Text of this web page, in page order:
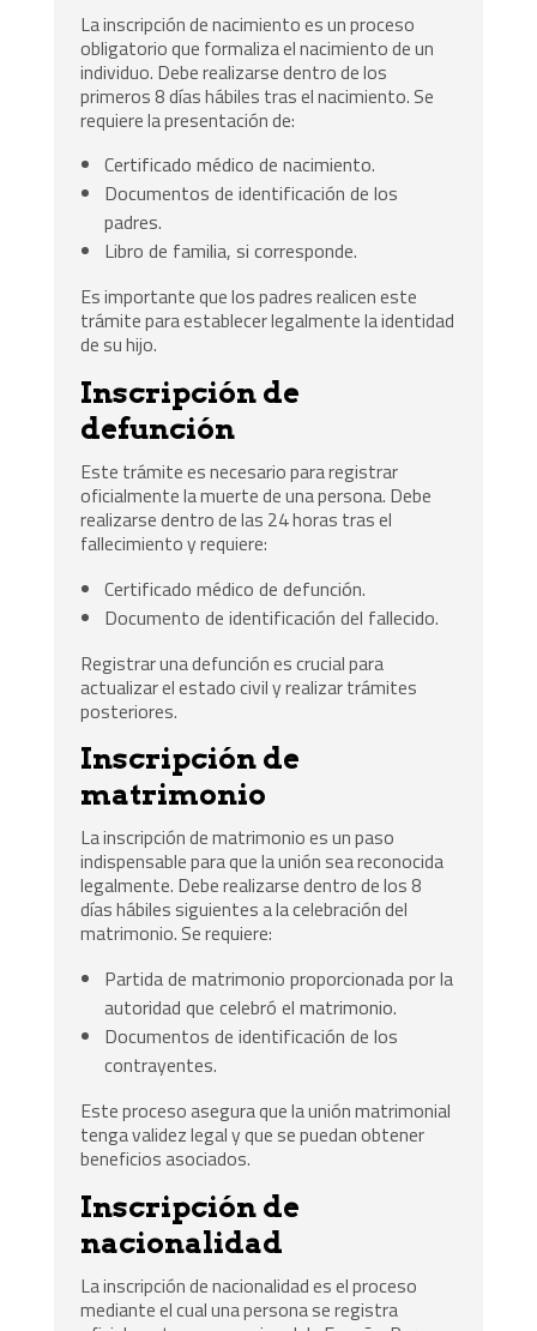
La inscripción de nacimiento es un proceso
obligatorio que formaliza el nacimiento de un
individuo. Debe realizarse dentro de los
primeros 8 días hábiles tras el nacimiento. Se
requiere la presentación de:
Certificado médico de nacimiento.
Documentos de identificación de los
padres.
Libro de familia, si corresponde.
Es importante que los padres realicen este
trámite para establecer legalmente la identidad
de su hijo.
Inscripción de
defunción
Este trámite es necesario para registrar
oficialmente la muerte de una persona. Debe
realizarse dentro de las 24 horas tras el
fallecimiento y requiere:
Certificado médico de defunción.
Documento de identificación del fallecido.
Registrar una defunción es crucial para
actualizar el estado civil y realizar trámites
posteriores.
Inscripción de
matrimonio
La inscripción de matrimonio es un paso
indispensable para que la unión sea reconocida
legalmente. Debe realizarse dentro de los 8
días hábiles siguientes a la celebración del
matrimonio. Se requiere:
Partida de matrimonio proporcionada por la
autoridad que celebró el matrimonio.
Documentos de identificación de los
contrayentes.
Este proceso asegura que la unión matrimonial
tenga validez legal y que se puedan obtener
beneficios asociados.
Inscripción de
nacionalidad
La inscripción de nacionalidad es el proceso
mediante el cual una persona se registra